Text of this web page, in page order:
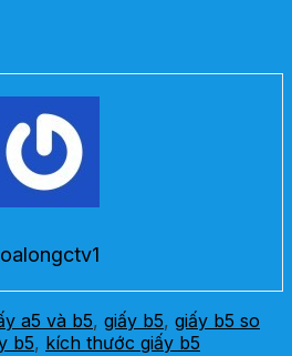
a5 và b5, giấy b5, giấy b5 so
b5, kích thước giấy b5